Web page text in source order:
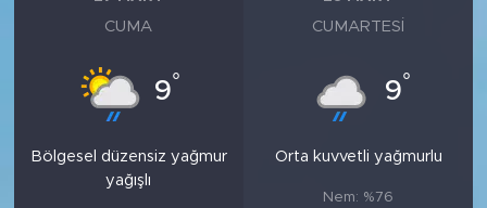
CUMA
9°
Bölgesel düzensiz yağmur
yağışlı
CUMARTESI
9°
Orta kuvvetli yağmurlu
Nem: %76